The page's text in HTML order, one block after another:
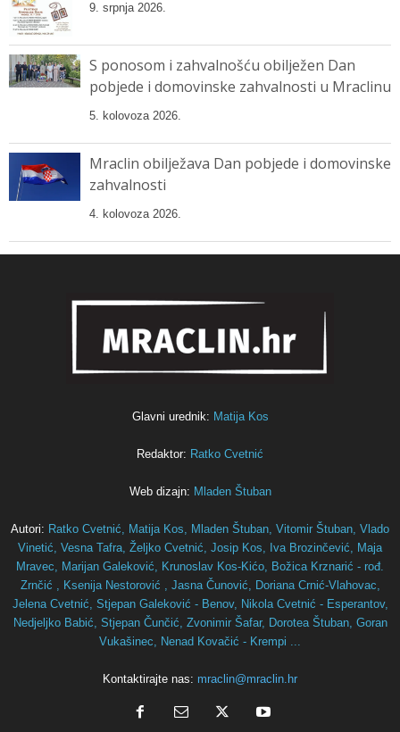
9. srpnja 2026.
S ponosom i zahvalnošću obilježen Dan
pobjede i domovinske zahvalnosti u Mraclinu
5. kolovoza 2026.
Mraclin obilježava Dan pobjede i domovinske
zahvalnosti
4. kolovoza 2026.
Glavni urednik: Matija Kos
Redaktor: Ratko Cvetnić
Web dizajn: Mladen Štuban
Autori: Ratko Cvetnić, Matija Kos, Mladen Štuban, Vitomir Štuban, Vlado
Vinetić, Vesna Tafra, Željko Cvetnić, Josip Kos, Iva Brozinčević, Maja
Mravec, Marijan Galeković, Krunoslav Kos-Kićo, Božica Krznarić - rođ.
Zrnčić , Ksenija Nestorović , Jasna Čunović, Doriana Crnić-Vlahovac,
Jelena Cvetnić, Stjepan Galeković - Benov, Nikola Cvetnić - Esperantov,
Nedjeljko Babić, Stjepan Čunčić, Zvonimir Šafar, Dorotea Štuban, Goran
Vukašinec, Nenad Kovačić - Krempi ...
Kontaktirajte nas: mraclin@mraclin.hr